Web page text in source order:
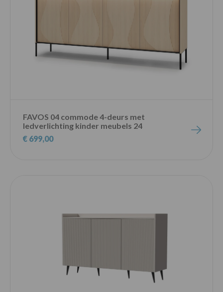
FAVOS 04 commode 4-deurs met
ledverlichting kinder meubels 24
€ 699,00